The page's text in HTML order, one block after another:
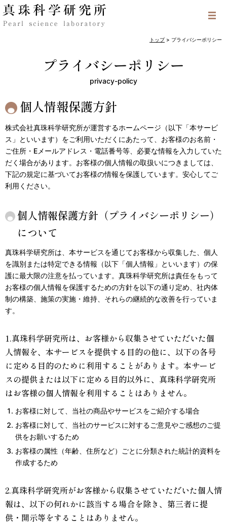
トップ> プライバシーポリシー
プライバシーポリシー
privacy-policy
個人情報保護方針
株式会社真珠科学研究所が運営するホームページ（以下「本サービ
ス」といいます）をご利用いただくにあたって、お客様のお名前・
ご住所・Eメールアドレス・電話番号等、必要な情報を入力していた
だく場合があります。お客様の個人情報の取扱いにつきましては、
下記の規定に基づいてお客様の情報を保護しています。安心してご
利用ください。
個人情報保護方針（プライバシーポリシー）
について
真珠科学研究所は、本サービスを通じてお客様から収集した、個人
を識別または特定できる情報（以下「個人情報」といいます）の保
護に最大限の注意を払っています。真珠科学研究所は責任をもって
お客様の個人情報を保護するための方針を以下の通り定め、社内体
制の構築、施策の実施・維持、それらの継続的な改善を行っていま
す。
1.真珠科学研究所は、お客様から収集させていただいた個
人情報を、本サービスを提供する目的の他に、以下の各号
に定める目的のために利用することがあります。本サービ
スの提供または以下に定める目的以外に、真珠科学研究所
はお客様の個人情報を利用することはありません。
お客様に対して、当社の商品やサービスをご紹介する場合
お客様に対して、当社のサービスに対するご意見やご感想のご提
供をお願いするため
お客様の属性（年齢、住所など）ごとに分類された統計的資料を
作成するため
2.真珠科学研究所がお客様から収集させていただいた個人情
報は、以下の何れかに該当する場合を除き、第三者に提
供・開示等をすることはありません。